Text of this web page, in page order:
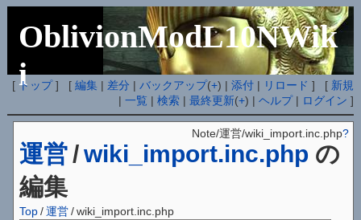
OblivionModL10NWik
i
[ トップ] [編集 | 差分 |バックアップ(+) |添付 | リロード ] [ 新規
|一覧 |検索 |最終更新(+) |ヘルプ| ログイン ]
運営 /wiki_import.inc.php の
編集
Note/運営/wiki_import.inc.php?
Top /運営/wiki_import.inc.php